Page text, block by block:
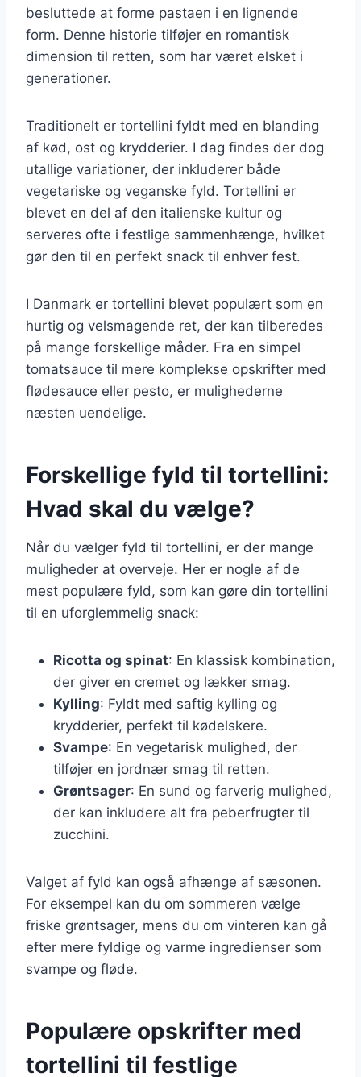
besluttede at forme pastaen i en lignende
form. Denne historie tilføjer en romantisk
dimension til retten, som har været elsket i
generationer.
Traditionelt er tortellini fyldt med en blanding
af kød, ost og krydderier. I dag findes der dog
utallige variationer, der inkluderer både
vegetariske og veganske fyld. Tortellini er
blevet en del af den italienske kultur og
serveres ofte i festlige sammenhænge, hvilket
gør den til en perfekt snack til enhver fest.
I Danmark er tortellini blevet populært som en
hurtig og velsmagende ret, der kan tilberedes
på mange forskellige måder. Fra en simpel
tomatsauce til mere komplekse opskrifter med
flødesauce eller pesto, er mulighederne
næsten uendelige.
Forskellige fyld til tortellini:
Hvad skal du vælge?
Når du vælger fyld til tortellini, er der mange
muligheder at overveje. Her er nogle af de
mest populære fyld, som kan gøre din tortellini
til en uforglemmelig snack:
Ricotta og spinat: En klassisk kombination,
der giver en cremet og lækker smag.
Kylling: Fyldt med saftig kylling og
krydderier, perfekt til kødelskere.
Svampe: En vegetarisk mulighed, der
tilføjer en jordnær smag til retten.
Grøntsager: En sund og farverig mulighed,
der kan inkludere alt fra peberfrugter til
zucchini.
Valget af fyld kan også afhænge af sæsonen.
For eksempel kan du om sommeren vælge
friske grøntsager, mens du om vinteren kan gå
efter mere fyldige og varme ingredienser som
svampe og fløde.
Populære opskrifter med
tortellini til festlige